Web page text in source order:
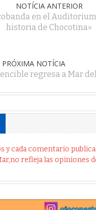
NOTÍCIA ANTERIOR
en el
historia de Chocotina»
PRÓXIMA NOTÍCIA
regresa a Mar
y cada comentario
refleja las opiniones